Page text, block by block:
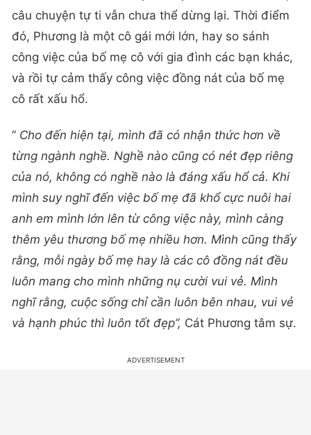
câu chuyện tự ti vẫn chưa thể dừng lại. Thời điểm
đó, Phương là một cô gái mới lớn, hay so sánh
công việc của bố mẹ cô với gia đình các bạn khác,
và rồi tự cảm thấy công việc đồng nát của bố mẹ
cô rất xấu hổ.
” Cho đến hiện tại, mình đã có nhận thức hơn về
từng ngành nghề. Nghề nào cũng có nét đẹp riêng
của nó, không có nghề nào là đáng xấu hổ cả. Khi
mình suy nghĩ đến việc bố mẹ đã khổ cực nuôi hai
anh em mình lớn lên từ công việc này, mình càng
thêm yêu thương bố mẹ nhiều hơn. Mình cũng thấy
rằng, mỗi ngày bố mẹ hay là các cô đồng nát đều
luôn mang cho mình những nụ cười vui vẻ. Mình
nghĩ rằng, cuộc sống chỉ cần luôn bên nhau, vui vẻ
và hạnh phúc thì luôn tốt đẹp”, Cát Phương tâm sự.